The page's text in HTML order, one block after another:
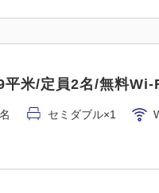
平米/定員2名/無料Wi-
セミダブル×1